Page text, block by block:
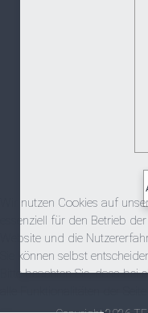
Wir nutzen Cookies auf
essenziell für den Betrieb
Website und die
Sie können selbst
Bitte beachten Sie, dass